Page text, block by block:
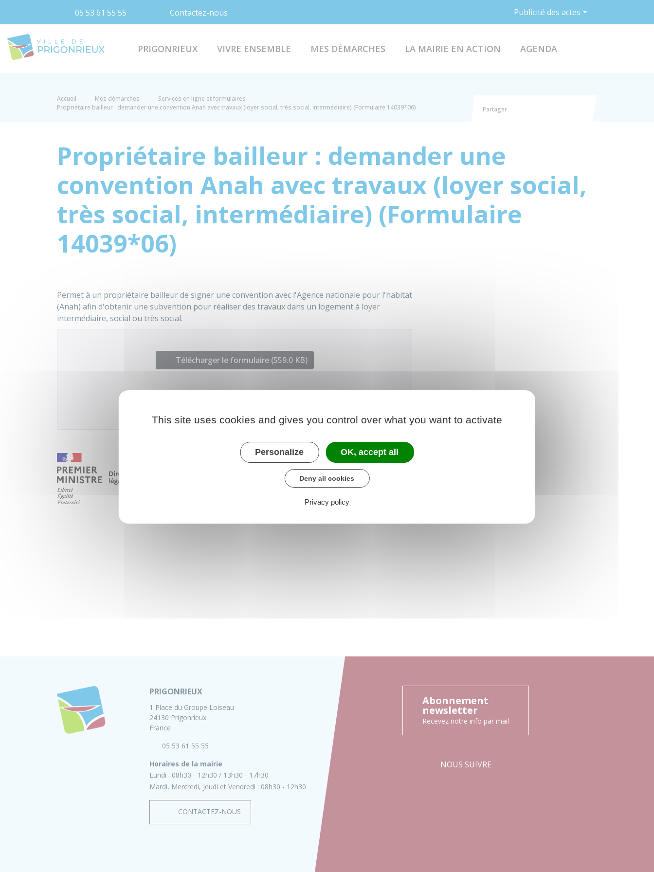
05 53 61 55 55 Contactez-nous Publicité des actes
PRIGONRIEUX VIVRE ENSEMBLE MES DÉMARCHES LA MAIRIE EN ACTION AGENDA
Accueil Mes démarches
Services en ligne et formulaires
Propriétaire bailleur : demander une convention Anah avec travaux (loyer social, très social, intermédiaire) (Formulaire 14039*06)
Partager
Propriétaire bailleur : demander une
convention Anah avec travaux (loyer social,
très social, intermédiaire) (Formulaire
14039*06)
Permet à un propriétaire bailleur de signer une convention avec l'Agence nationale pour l'habitat
(Anah) afin d'obtenir une subvention pour réaliser des travaux dans un logement à loyer
intermédiaire, social ou très social.
Télécharger le formulaire (559.0 KB)
Agence nationale de l'habitat (Anah)
PRIGONRIEUX
1 Place du Groupe Loiseau
24130 Prigonrieux
France
05 53 61 55 55
Horaires de la mairie
Lundi : 08h30 - 12h30
13h30 - 17h30
Mardi, Mercredi, Jeudi et Vendredi : 08h30 - 12h30
CONTACTEZ-NOUS
Abonnement
newsletter
Recevez notre info par mail
NOUS SUIVRE
This site uses cookies and gives you control over what you want to activate
Personalize OK, accept all
Deny all cookies
Privacy policy